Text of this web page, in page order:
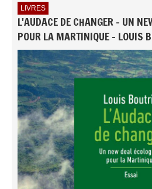
LIVRES
L'AUDACE DE CHANGER - UN
POUR LA MARTINIQUE - LOUIS